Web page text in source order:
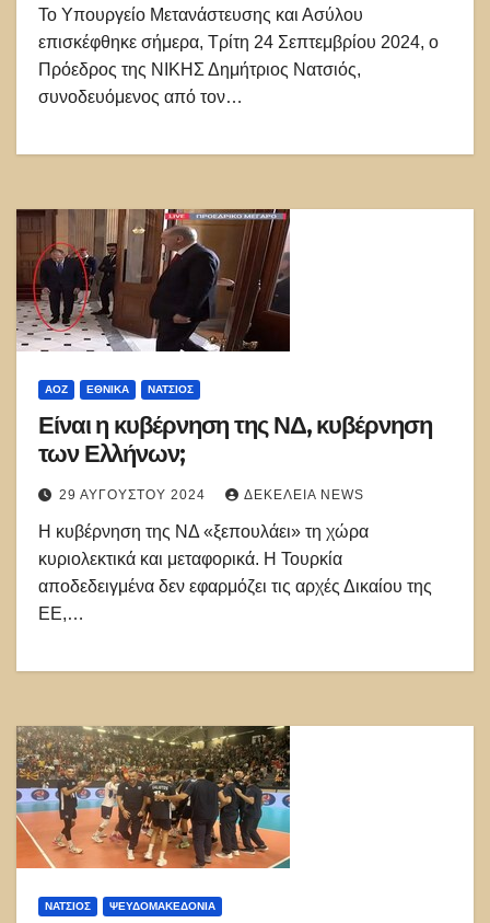
Το Υπουργείο Μετανάστευσης και Ασύλου
επισκέφθηκε σήμερα, Τρίτη 24 Σεπτεμβρίου 2024, ο
Πρόεδρος της ΝΙΚΗΣ Δημήτριος Νατσιός,
συνοδευόμενος από τον…
ΑΟΖ ΕΘΝΙΚΑ ΝΑΤΣΙΌΣ
Είναι η κυβέρνηση της ΝΔ, κυβέρνηση
των Ελλήνων;
29 ΑΥΓΟΎΣΤΟΥ 2024 ΔΕΚΈΛΕΙΑ NEWS
Η κυβέρνηση της ΝΔ «ξεπουλάει» τη χώρα
κυριολεκτικά και μεταφορικά. Η Τουρκία
αποδεδειγμένα δεν εφαρμόζει τις αρχές Δικαίου της
ΕΕ,…
ΝΑΤΣΙΌΣ ΨΕΥΔΟΜΑΚΕΔΟΝΊΑ